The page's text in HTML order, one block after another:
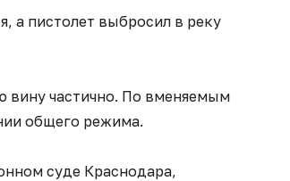
а пистолет выбросил в реку
вину частично. По вменяемым
общего режима.
суде Краснодара,